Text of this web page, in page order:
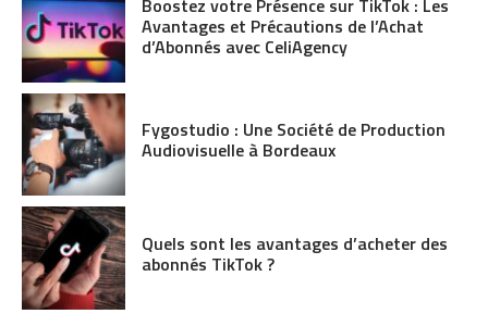
Boostez votre Présence sur TikTok : Les
Avantages et Précautions de l’Achat
d’Abonnés avec CeliAgency
Fygostudio : Une Société de Production
Audiovisuelle à Bordeaux
Quels sont les avantages d’acheter des
abonnés TikTok ?